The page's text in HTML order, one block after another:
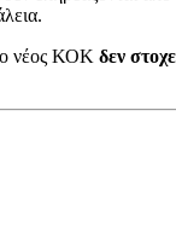
ο νέος ΚΟΚ δεν